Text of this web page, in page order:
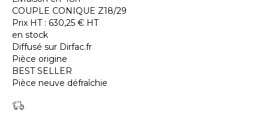
COUPLE CONIQUE Z18/29
Prix HT : 630,25 € HT
en stock
Diffusé sur Dirfac.fr
Pièce origine
BEST SELLER
Pièce neuve défraîchie